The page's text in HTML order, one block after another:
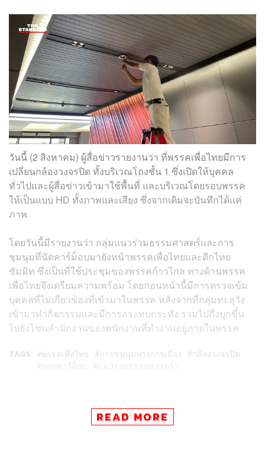
วันนี้ (2 สิงหาคม) ผู้สื่อข่าวรายงานว่า ที่พรรคเพื่อไทยมีการ
เปลี่ยนกล้องวงจรปิด ทั้งบริเวณโถงชั้น 1 ซึ่งเปิดให้บุคคล
ทั่วไปและผู้สื่อข่าวเข้ามาใช้พื้นที่ และบริเวณโดยรอบพรรค
ให้เป็นแบบ HD ทั้งภาพและเสียง ซึ่งจากเดิมจะบันทึกได้แค่
ภาพ
โดยวันนี้มีรายงานว่า กลุ่มแนวร่วมธรรมศาสตร์และการ
ชุมนุมที่นัดคาร์ม็อบมายังหน้าพรรคเพื่อไทยและตึกไทย
ซัมมิท ซึ่งเป็นที่ใช้ประชุมของพรรคก้าวไกล ทางด้านพรรค
เพื่อไทยจึงเตรียมความพร้อม โดยก่อนหน้านี้มีการตรวจเข้ม
บุคคลที่ไม่เกี่ยวข้องที่เข้ามาในพรรค หลังจากที่กลุ่มทะลุวัง
เข้ามาทำกิจกรรมและมีการกระทบกระทั่ง รวมไปถึงบุกขึ้น
ไปยังโซนสำนักงานของพนักงานที่ทำงานอยู่ภายในพรรค
TAGS: พรรคเพื่อไทย การชุมนุมทางการเมือง
กล้องวงจรปิด
กลุ่มคาร์ม็อบ
READ MORE